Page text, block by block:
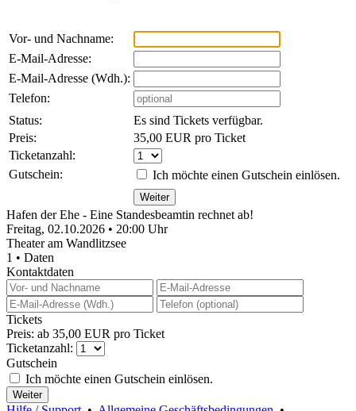
Vor- und Nachname:
E-Mail-Adresse:
E-Mail-Adresse (Wdh.):
Telefon:
Status:
Es sind Tickets verfügbar.
Preis:
35,00 EUR pro Ticket
Ticketanzahl:
Gutschein:
Ich möchte einen Gutschein einlösen.
Hafen der Ehe - Eine Standesbeamtin rechnet ab!
Freitag, 02.10.2026 • 20:00 Uhr
Theater am Wandlitzsee
1 • Daten
Kontaktdaten
Tickets
Preis: ab 35,00 EUR pro Ticket
Ticketanzahl:
Gutschein
Ich möchte einen Gutschein einlösen.